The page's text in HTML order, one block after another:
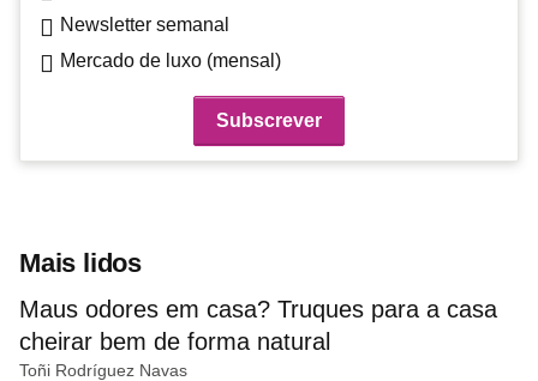
Newsletter semanal
Mercado de luxo (mensal)
Mais lidos
Maus odores em casa? Truques para a casa
cheirar bem de forma natural
Toñi Rodríguez Navas